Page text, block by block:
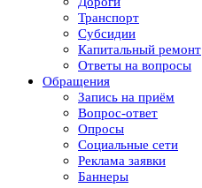
Транспорт
Субсидии
Капитальный ремонт
Ответы на вопросы
Обращения
Запись на приём
Вопрос-ответ
Опросы
Социальные сети
Реклама заявки
Баннеры